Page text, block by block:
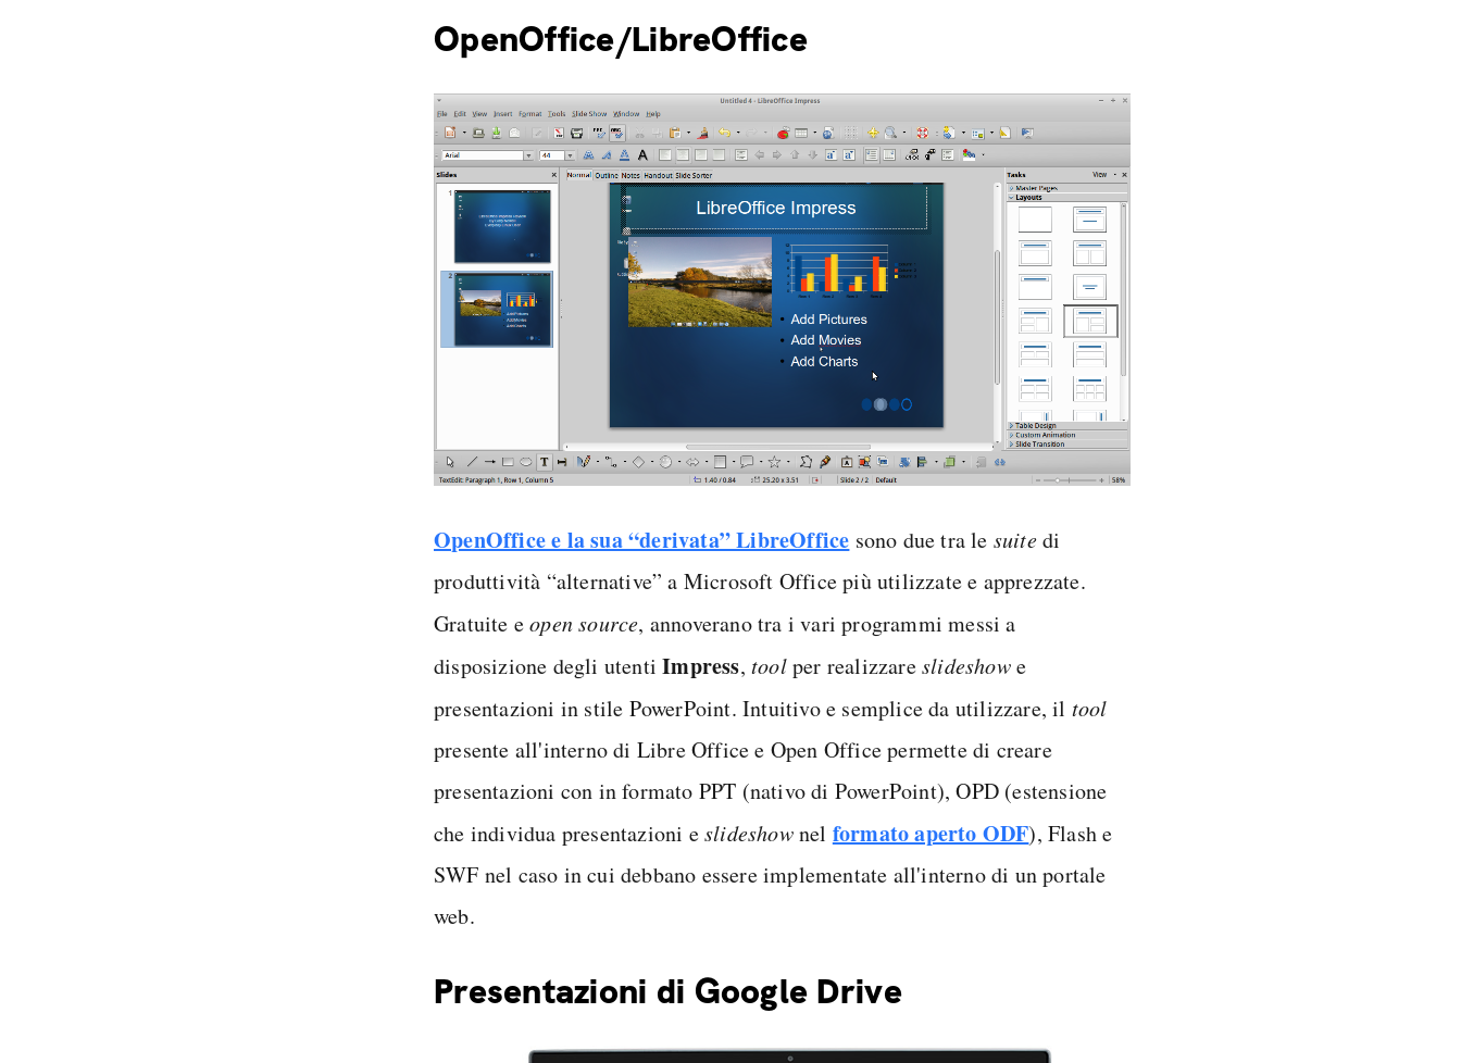
OpenOffice/LibreOffice
OpenOffice e la sua “derivata” LibreOffice sono due tra le suitedi
produttività “alternative” a Microsoft Office più utilizzate e apprezzate.
Gratuite eopen source, annoverano tra i vari programmi messi a
disposizione degli utentiImpress,toolper realizzareslideshowe
presentazioni in stile PowerPoint. Intuitivo e semplice da utilizzare, il tool
presente all'interno di Libre Office e Open Office permette di creare
presentazioni con in formato PPT (nativo di PowerPoint), OPD (estensione
che individua presentazioni eslideshownel formato aperto ODF), Flash e
SWF nel caso in cui debbano essere implementate all'interno di un portale
web.
Presentazioni di Google Drive